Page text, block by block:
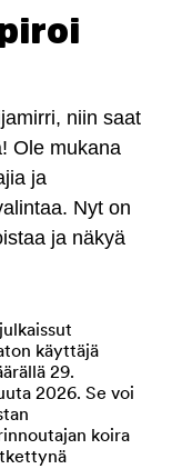
niin saat
Ole mukana
ja
Nyt on
ja näkyä